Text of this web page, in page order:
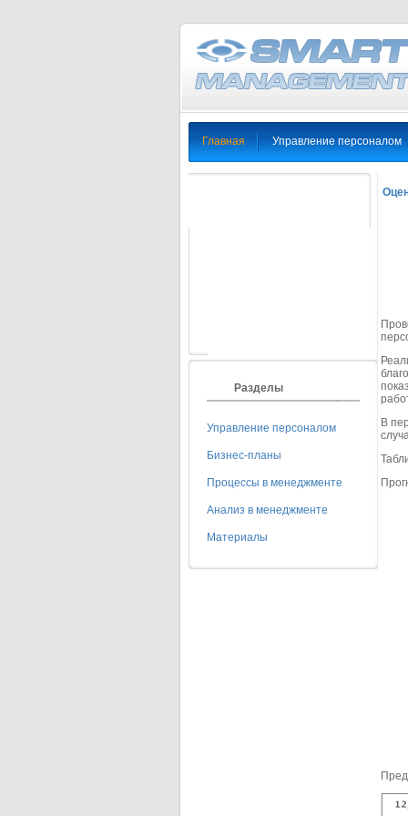
Главная Управление персоналом
В
Разделы
Управление персоналом
Бизнес-планы
Процессы в менеджменте
Анализ в менеджменте
Материалы